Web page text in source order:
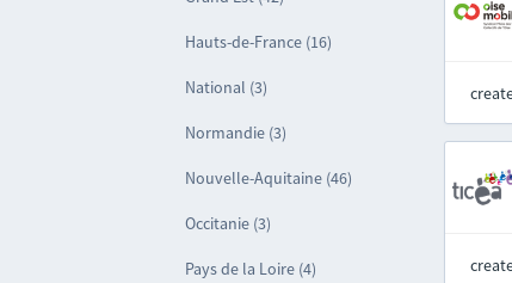
Hauts-de-France (16)
National (3)
Normandie (3)
Nouvelle-Aquitaine (46)
Occitanie (3)
Pays de la Loire (4)